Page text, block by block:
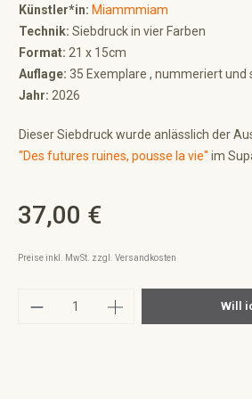
Künstler*in: Miammmiam
Technik: Siebdruck in vier Farben
Format: 21 x 15cm
Auflage: 35 Exemplare , nummeriert und
Jahr: 2026
Dieser Siebdruck wurde anlässlich der
"Des futures ruines, pousse la vie" im
Regulärer Preis:
37,00 €
Preise inkl. MwSt. zzgl. Versandkosten
Produkt Anzahl: Gib denWill